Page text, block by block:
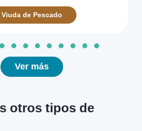
Viuda de Pescado
Ver más
otros tipos de